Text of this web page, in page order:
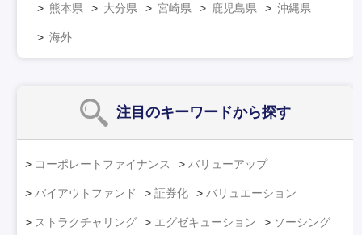
熊本県 大分県 宮崎県 鹿児島県 沖縄県
海外
注目のキーワードから探す
コーポレートファイナンス バリューアップ
バイアウトファンド 証券化 バリュエーション
ストラクチャリング エグゼキューション ソーシング